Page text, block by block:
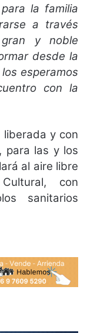
la familia
a través
y noble
desde la
esperamos
con la
y con
para las y los
al aire libre
con
sanitarios